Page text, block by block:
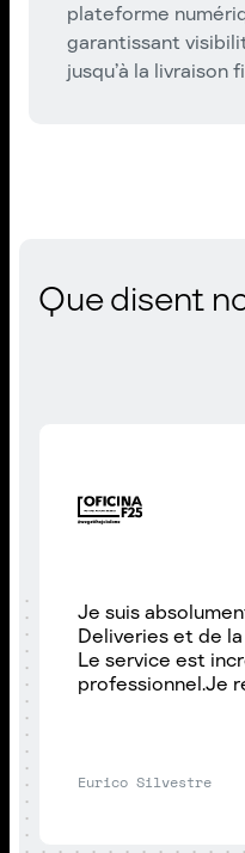
plateforme
garantissant
jusqu’à la livraison
Que disent
Je suis
Deliveries et de
Le service est
professionnel.Je
Eurico Silvestre